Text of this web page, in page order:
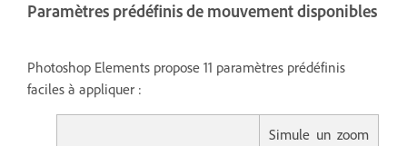
Paramètres prédéfinis de mouvement disponibles
Photoshop Elements propose 11 paramètres prédéfinis
faciles à appliquer :
Simule un zoom